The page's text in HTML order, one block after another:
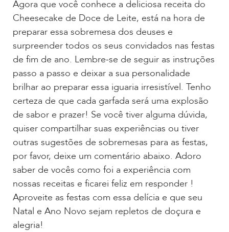
Agora que você conhece a deliciosa receita do
Cheesecake de Doce de Leite, está na hora de
preparar essa sobremesa dos deuses e
surpreender todos os seus convidados nas festas
de fim de ano. Lembre-se de seguir as instruções
passo a passo e deixar a sua personalidade
brilhar ao preparar essa iguaria irresistível. Tenho
certeza de que cada garfada será uma explosão
de sabor e prazer! Se você tiver alguma dúvida,
quiser compartilhar suas experiências ou tiver
outras sugestões de sobremesas para as festas,
por favor, deixe um comentário abaixo. Adoro
saber de vocês como foi a experiência com
nossas receitas e ficarei feliz em responder !
Aproveite as festas com essa delícia e que seu
Natal e Ano Novo sejam repletos de doçura e
alegria!